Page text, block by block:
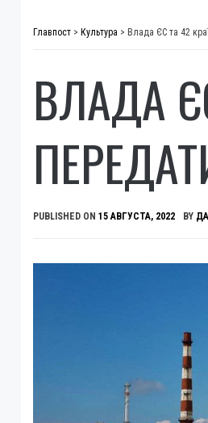
Главпост > Культура > Влада ЄС та 42
ВЛАДА
PUBLISHED ON 15 АВГУСТА, 2022 BY